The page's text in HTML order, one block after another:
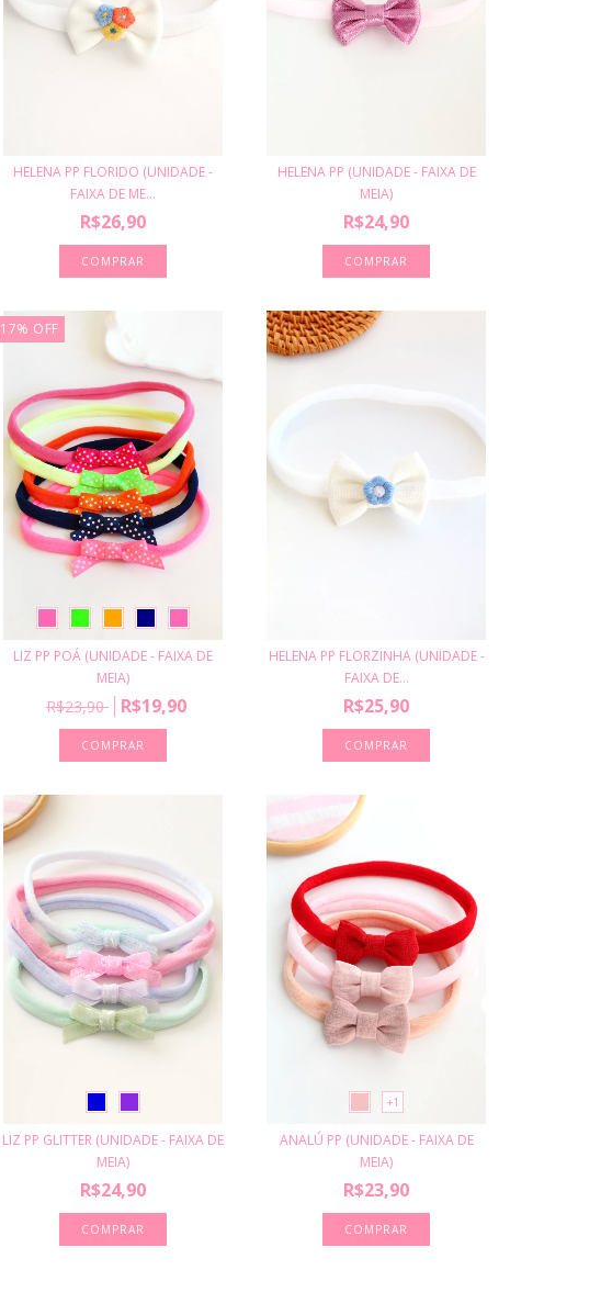
HELENA PP FLORIDO (UNIDADE -
FAIXA DE ME...
R$26,90
HELENA PP (UNIDADE - FAIXA DE
MEIA)
R$24,90
17% OFF
LIZ PP POÁ (UNIDADE - FAIXA DE
MEIA)
R$23,90 R$19,90
COMPRAR
HELENA PP FLORZINHA (UNIDADE -
FAIXA DE...
R$25,90
LIZ PP GLITTER (UNIDADE - FAIXA DE
MEIA)
R$24,90
COMPRAR
+1
ANALÚ PP (UNIDADE - FAIXA DE
MEIA)
R$23,90
COMPRAR